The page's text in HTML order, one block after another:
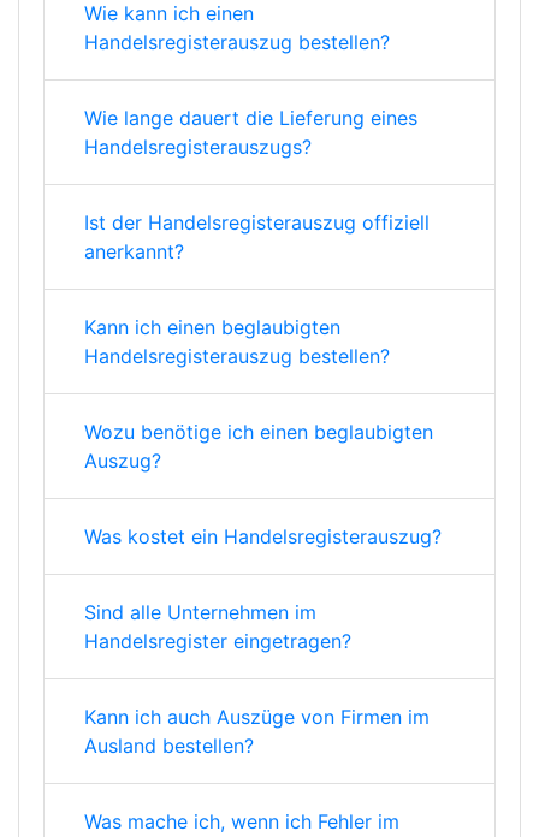
Wie kann ich einen
Handelsregisterauszug bestellen?
Wie lange dauert die Lieferung eines
Handelsregisterauszugs?
Ist der Handelsregisterauszug offiziell
anerkannt?
Kann ich einen beglaubigten
Handelsregisterauszug bestellen?
Wozu benötige ich einen beglaubigten
Auszug?
Was kostet ein Handelsregisterauszug?
Sind alle Unternehmen im
Handelsregister eingetragen?
Kann ich auch Auszüge von Firmen im
Ausland bestellen?
Was mache ich, wenn ich Fehler im